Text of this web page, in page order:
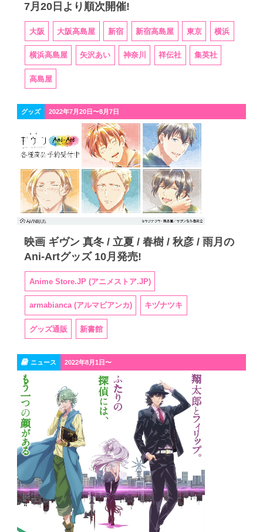
7月20日より順次開催!
大阪 大阪高島屋 新宿 新宿高島屋 東京 横浜
横浜高島屋 矢沢あい 神奈川 祥伝社 集英社
高島屋
グッズ 2022年7月20日〜8月7日
映画 ギヴン 真冬 / 立夏 / 春樹 / 秋彦 / 雨月の
Ani-Artグッズ 10月発売!
Anime Store.JP (アニメストア.JP)
armabianca (アルマビアンカ) キヅナツキ
グッズ通販 新書館
ニュース 2022年8月1日〜